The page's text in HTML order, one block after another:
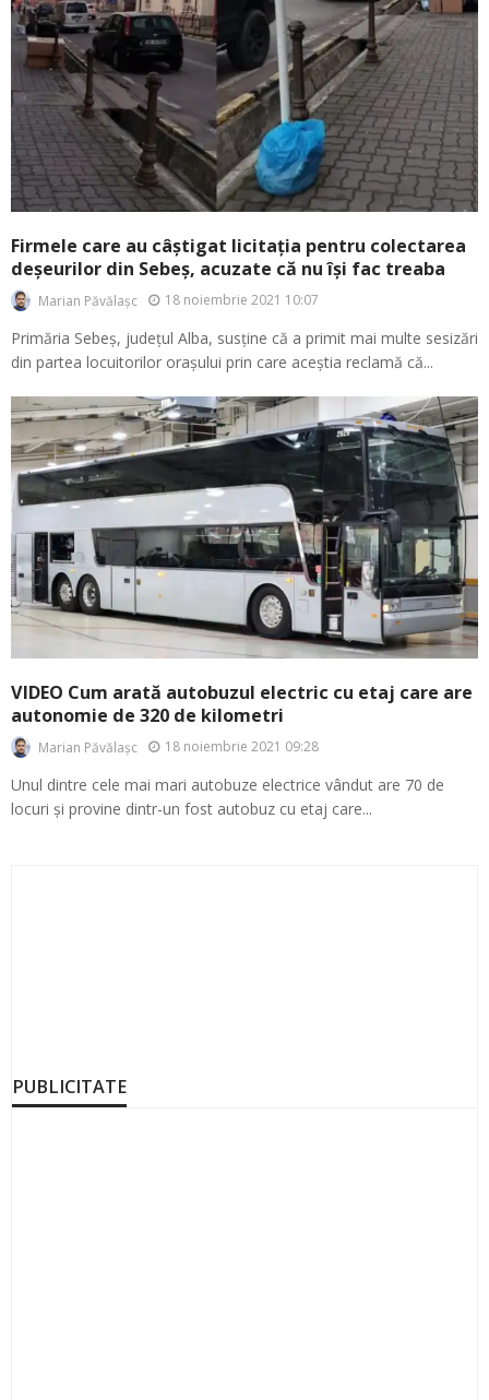
Firmele care au câștigat licitația pentru colectarea
deșeurilor din Sebeș, acuzate că nu își fac treaba
Marian Păvălașc 18 noiembrie 2021 10:07
Primăria Sebeș, județul Alba, susține că a primit mai multe sesizări
din partea locuitorilor orașului prin care aceștia reclamă că...
VIDEO Cum arată autobuzul electric cu etaj care are
autonomie de 320 de kilometri
Marian Păvălașc 18 noiembrie 2021 09:28
Unul dintre cele mai mari autobuze electrice vândut are 70 de
locuri și provine dintr-un fost autobuz cu etaj care...
PUBLICITATE